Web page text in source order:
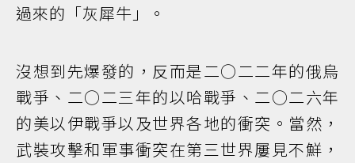
過來的「灰犀牛」。
沒想到先爆發的，反而是二○二二年的俄烏
戰爭、二○二三年的以哈戰爭、二○二六年
的美以伊戰爭以及世界各地的衝突。當然，
武裝攻擊和軍事衝突在第三世界屢見不鮮，